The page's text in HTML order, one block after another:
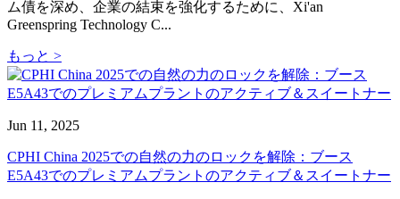
ム債を深め、企業の結束を強化するために、Xi'an
Greenspring Technology C...
もっと >
Jun 11, 2025
CPHI China 2025での自然の力のロックを解除：ブース
E5A43でのプレミアムプラントのアクティブ＆スイートナー